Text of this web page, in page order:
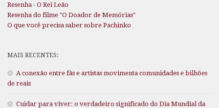
Resenha - O Rei Leão
Resenha do filme "O Doador de Memórias"
O que você precisa saber sobre Pachinko
MAIS RECENTES:
A conexão entre fãs e artistas movimenta comunidades e bilhões
de reais
Cuidar para viver: o verdadeiro significado do Dia Mundial da